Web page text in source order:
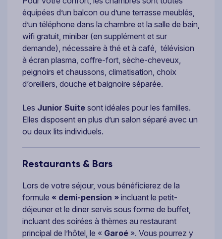
équipées d’un balcon ou d’une terrasse meublés,
d’un téléphone dans la chambre et la salle de bain,
wifi gratuit, minibar (en supplément et sur
demande), nécessaire à thé et à café, télévision
à écran plasma, coffre-fort, sèche-cheveux,
peignoirs et chaussons, climatisation, choix
d’oreillers, douche et baignoire séparée.
Les Junior Suite sont idéales pour les familles.
Elles disposent en plus d’un salon séparé avec un
ou deux lits individuels.
Restaurants & Bars
Lors de votre séjour, vous bénéficierez de la
formule « demi-pension » incluant le petit-
déjeuner et le diner servis sous forme de buffet,
incluant des soirées à thèmes au restaurant
principal de l’hôtel, le « Garoé ». Vous pourrez y